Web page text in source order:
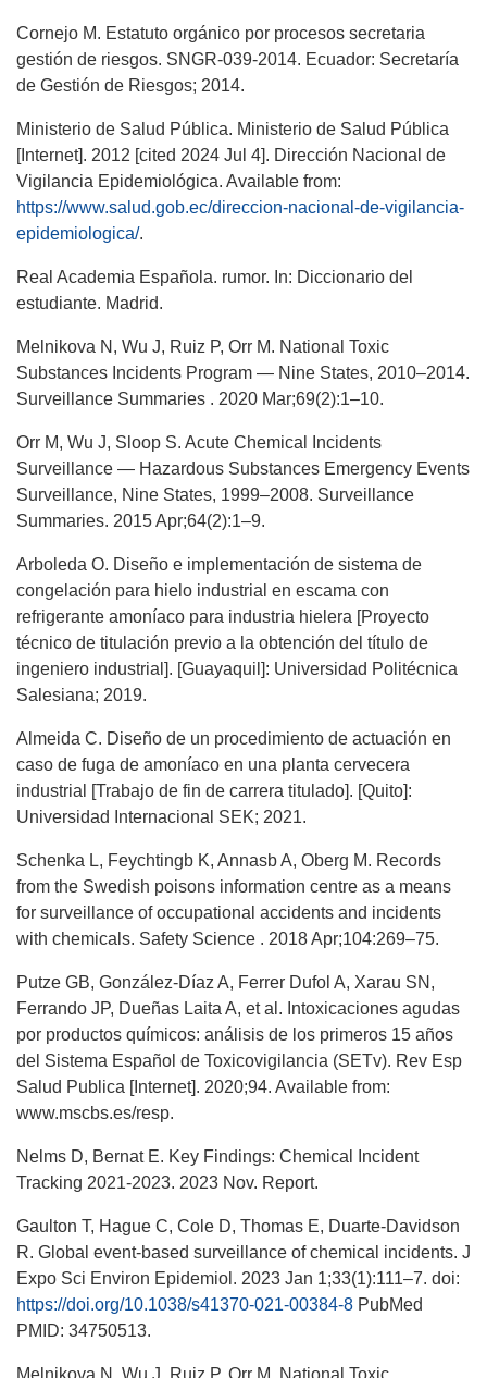
Cornejo M. Estatuto orgánico por procesos secretaria
gestión de riesgos. SNGR-039-2014. Ecuador: Secretaría
de Gestión de Riesgos; 2014.
Ministerio de Salud Pública. Ministerio de Salud Pública
[Internet]. 2012 [cited 2024 Jul 4]. Dirección Nacional de
Vigilancia Epidemiológica. Available from:
https://www.salud.gob.ec/direccion-nacional-de-vigilancia-
epidemiologica/.
Real Academia Española. rumor. In: Diccionario del
estudiante. Madrid.
Melnikova N, Wu J, Ruiz P, Orr M. National Toxic
Substances Incidents Program — Nine States, 2010–2014.
Surveillance Summaries . 2020 Mar;69(2):1–10.
Orr M, Wu J, Sloop S. Acute Chemical Incidents
Surveillance — Hazardous Substances Emergency Events
Surveillance, Nine States, 1999–2008. Surveillance
Summaries. 2015 Apr;64(2):1–9.
Arboleda O. Diseño e implementación de sistema de
congelación para hielo industrial en escama con
refrigerante amoníaco para industria hielera [Proyecto
técnico de titulación previo a la obtención del título de
ingeniero industrial]. [Guayaquil]: Universidad Politécnica
Salesiana; 2019.
Almeida C. Diseño de un procedimiento de actuación en
caso de fuga de amoníaco en una planta cervecera
industrial [Trabajo de fin de carrera titulado]. [Quito]:
Universidad Internacional SEK; 2021.
Schenka L, Feychtingb K, Annasb A, Oberg M. Records
from the Swedish poisons information centre as a means
for surveillance of occupational accidents and incidents
with chemicals. Safety Science . 2018 Apr;104:269–75.
Putze GB, González-Díaz A, Ferrer Dufol A, Xarau SN,
Ferrando JP, Dueñas Laita A, et al. Intoxicaciones agudas
por productos químicos: análisis de los primeros 15 años
del Sistema Español de Toxicovigilancia (SETv). Rev Esp
Salud Publica [Internet]. 2020;94. Available from:
www.mscbs.es/resp.
Nelms D, Bernat E. Key Findings: Chemical Incident
Tracking 2021-2023. 2023 Nov. Report.
Gaulton T, Hague C, Cole D, Thomas E, Duarte-Davidson
R. Global event-based surveillance of chemical incidents. J
Expo Sci Environ Epidemiol. 2023 Jan 1;33(1):111–7. doi:
https://doi.org/10.1038/s41370-021-00384-8 PubMed
PMID: 34750513.